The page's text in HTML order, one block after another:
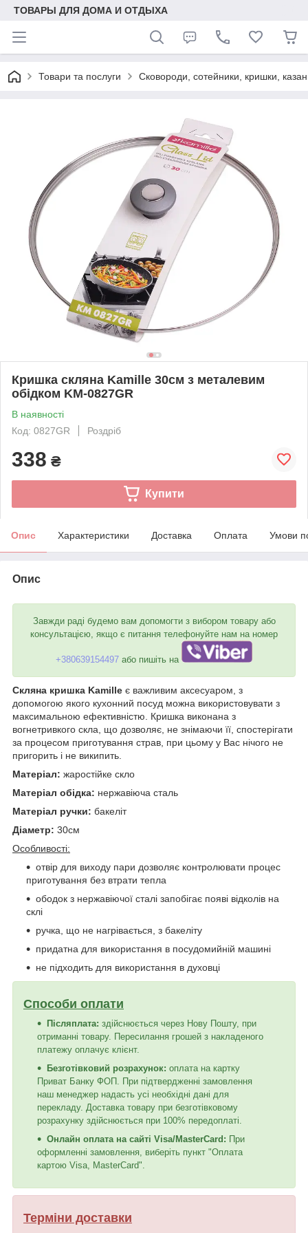
ТОВАРЫ ДЛЯ ДОМА И ОТДЫХА
Товари та послуги Сковороди, сотейники, кришки,
Кришка скляна Kamille 30см з металевим
обідком KM-0827GR
В наявності
Код: 0827GR
Роздріб
338 ₴
Купити
Опис Характеристики Доставка Оплата Умови
Опис
Завжди раді будемо вам допомогти з вибором товару або
консультацією, якщо є питання телефонуйте нам на номер
+380639154497 або пишіть на
Скляна кришка Kamille є важливим аксесуаром, з
допомогою якого кухонний посуд можна використовувати з
максимальною ефективністю. Кришка виконана з
вогнетривкого скла, що дозволяє, не знімаючи її, спостерігати
за процесом приготування страв, при цьому у Вас нічого не
пригорить і не википить.
Матеріал: жаростійке скло
Матеріал обідка: нержавіюча сталь
Матеріал ручки: бакеліт
Діаметр: 30см
Особливості:
отвір для виходу пари дозволяє контролювати процес
приготування без втрати тепла
ободок з нержавіючої сталі запобігає появі відколів на
склі
ручка, що не нагрівається, з бакеліту
придатна для використання в посудомийній машині
не підходить для використання в духовці
Способи оплати
Післяплата: здійснюється через Нову Пошту, при
отриманні товару. Пересилання грошей з накладеного
платежу оплачує клієнт.
Безготівковий розрахунок: оплата на картку
Приват Банку ФОП. При підтвердженні замовлення
наш менеджер надасть усі необхідні дані для
перекладу. Доставка товару при безготівковому
розрахунку здійснюється при 100% передоплаті.
Онлайн оплата на сайті Visa/MasterCard: При
оформленні замовлення, виберіть пункт "Оплата
картою Visa, MasterCard".
Терміни доставки